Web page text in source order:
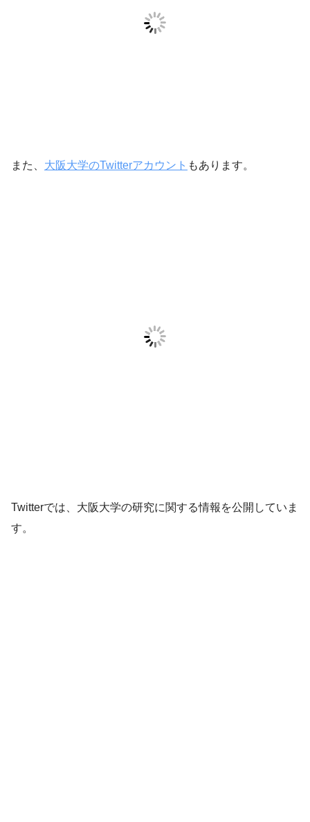
また、 大阪大学のTwitterアカウント もあります。
Twitterでは、大阪大学の研究に関する情報を公開していま
す。